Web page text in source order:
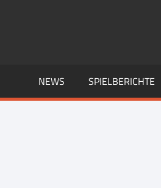
NEWS SPIELBERICHTE